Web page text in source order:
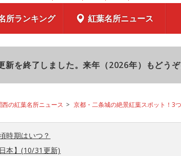
所ランキング 紅葉名所ニュース
新を終了しました。来年（2026年）もどうぞ
西の紅葉名所ニュース 京都・二条城の絶景紅葉スポット！3
時期はいつ？
本】(10/31更新)